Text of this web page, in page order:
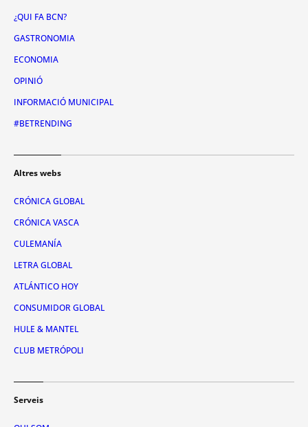
¿QUI FA BCN?
GASTRONOMIA
ECONOMIA
OPINIÓ
INFORMACIÓ MUNICIPAL
#BETRENDING
Altres webs
CRÓNICA GLOBAL
CRÓNICA VASCA
CULEMANÍA
LETRA GLOBAL
ATLÁNTICO HOY
CONSUMIDOR GLOBAL
HULE & MANTEL
CLUB METRÓPOLI
Serveis